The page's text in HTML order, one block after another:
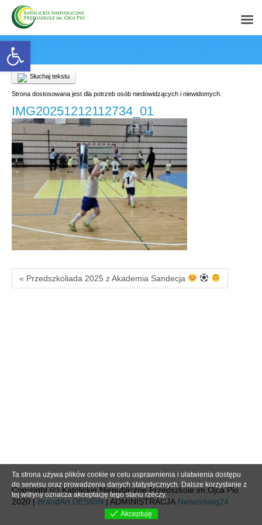
Open toolbar
Słuchaj tekstu
Strona dostosowana jest dla potrzeb osób niedowidzących i niewidomych.
IMG20251212112734_01
« Przedszkoliada 2025 z Akademia Sandecja
Copyright (c) Katolickie Niepubliczne Przedszkole im.Ojca Pio
2020 | BrandArt DESIGN | ADMINISTRACJA Networking24
Ta strona używa plików cookie w celu usprawnienia i ułatwienia dostępu
do serwisu oraz prowadzenia danych statystycznych. Dalsze korzystanie z
tej witryny oznacza akceptację tego stanu rzeczy.
Akceptuję